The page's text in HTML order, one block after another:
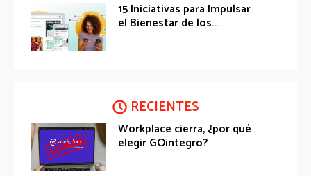
15 Iniciativas para Impulsar
el Bienestar de los...
RECIENTES
Workplace cierra, ¿por qué
elegir GOintegro?